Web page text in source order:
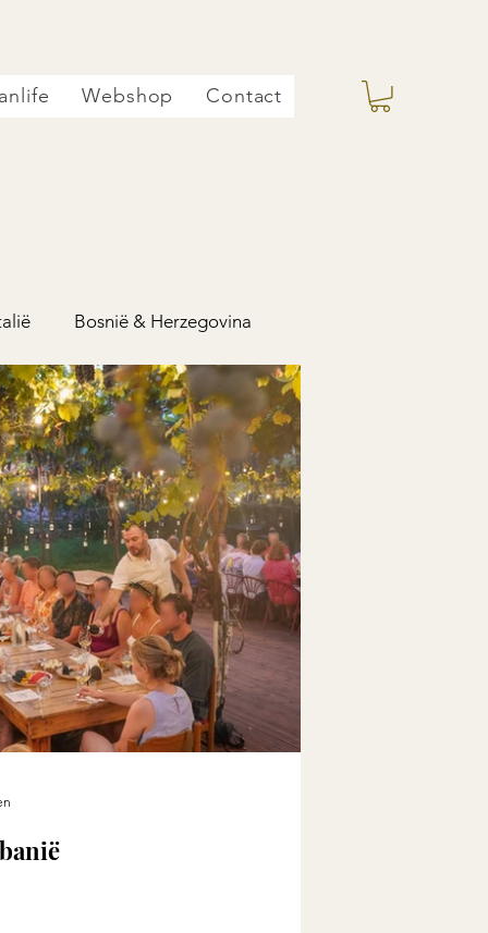
Webshop Contact
Bosnië & Herzegovina